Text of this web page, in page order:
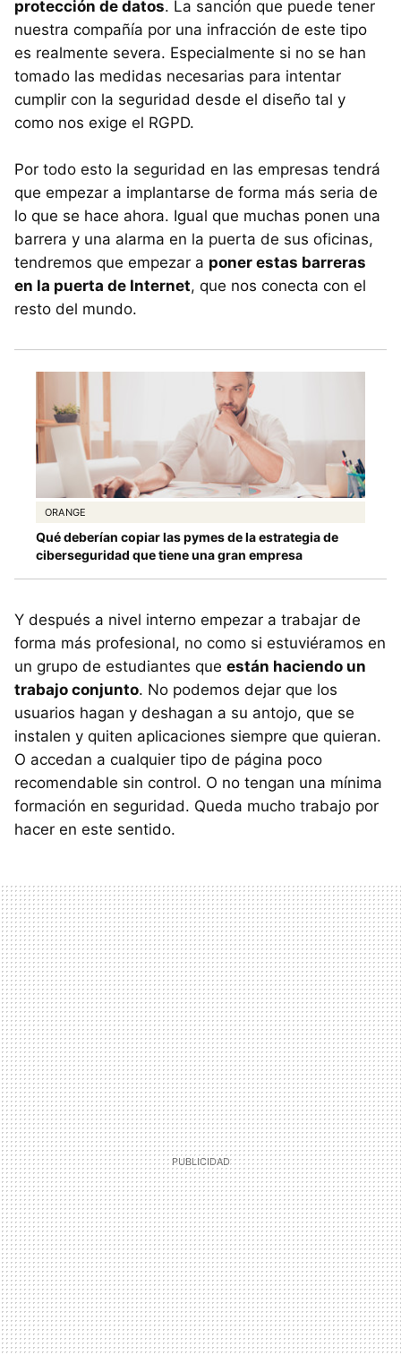
protección de datos. La sanción que puede tener
nuestra compañía por una infracción de este tipo
es realmente severa. Especialmente si no se han
tomado las medidas necesarias para intentar
cumplir con la seguridad desde el diseño tal y
como nos exige el RGPD.
Por todo esto la seguridad en las empresas tendrá
que empezar a implantarse de forma más seria de
lo que se hace ahora. Igual que muchas ponen una
barrera y una alarma en la puerta de sus oficinas,
tendremos que empezar a poner estas barreras
en la puerta de Internet, que nos conecta con el
resto del mundo.
ORANGE
Qué deberían copiar las pymes de la estrategia de
ciberseguridad que tiene una gran empresa
Y después a nivel interno empezar a trabajar de
forma más profesional, no como si estuviéramos en
un grupo de estudiantes que están haciendo un
trabajo conjunto. No podemos dejar que los
usuarios hagan y deshagan a su antojo, que se
instalen y quiten aplicaciones siempre que quieran.
O accedan a cualquier tipo de página poco
recomendable sin control. O no tengan una mínima
formación en seguridad. Queda mucho trabajo por
hacer en este sentido.